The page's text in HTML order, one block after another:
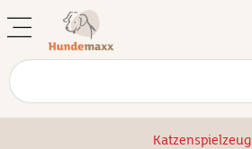
Katzenspielzeug